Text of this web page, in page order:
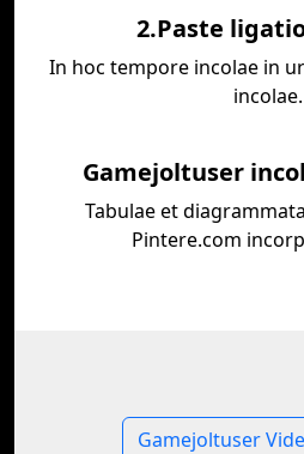
2.Paste
In hoc tempore incolae in
incolae.
Gamejoltuser
Tabulae et
Pintere.com
Gamejoltuser